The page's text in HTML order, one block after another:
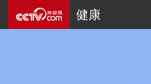
健康